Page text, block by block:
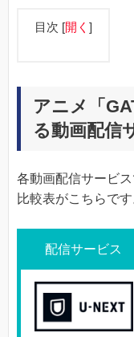
目次 [開く ]
アニメ「
る動画配信
各動画配信サービ
比較表がこちらです
配信サービス